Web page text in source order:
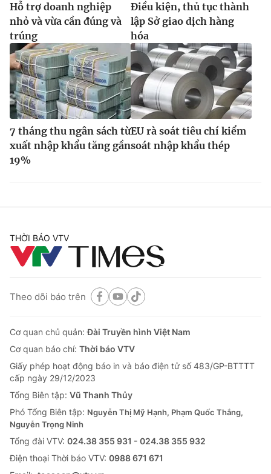
Hỗ trợ doanh nghiệp
nhỏ và vừa cần đúng và
trúng
Điều kiện, thủ tục thành
lập Sở giao dịch hàng
hóa
7 tháng thu ngân sách từ
xuất nhập khẩu tăng gần
19%
EU rà soát tiêu chí kiểm
soát nhập khẩu thép
THỜI BÁO VTV
Theo dõi báo trên
Cơ quan chủ quản:Đài Truyền hình Việt Nam
Cơ quan báo chí: Thời báo VTV
Giấy phép hoạt động báo in và báo điện tử số 483/GP-BTTTT
cấp ngày 29/12/2023
Tổng Biên tập: Vũ Thanh Thủy
Phó Tổng Biên tập: Nguyễn Thị Mỹ Hạnh, Phạm Quốc Thắng,
Nguyễn Trọng Ninh
Tổng đài VTV: 024.38 355 931 - 024.38 355 932
Ðiện thoại Thời báo VTV: 0988 671 671